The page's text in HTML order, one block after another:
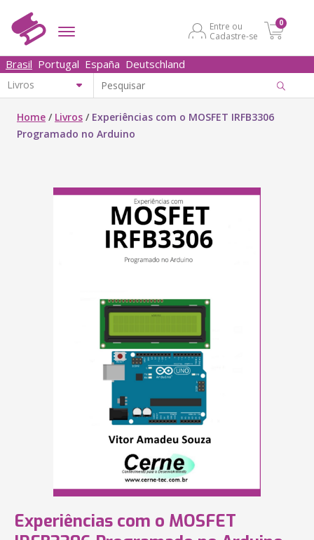
Entre ou
Cadastre-se
0
Brasil Portugal España Deutschland
Home / Livros / Experiências com o MOSFET IRFB3306
Programado no Arduino
Experiências com o MOSFET